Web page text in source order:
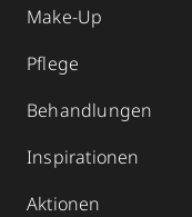
Make-Up
Pflege
Behandlungen
Inspirationen
Aktionen